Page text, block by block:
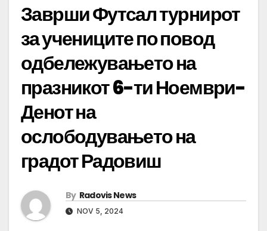
Заврши Футсал турнирот
за учениците по повод
одбележувањето на
празникот 6-ти Ноември-
Денот на
ослободувањето на
градот Радовиш
By Radovis News
NOV 5, 2024